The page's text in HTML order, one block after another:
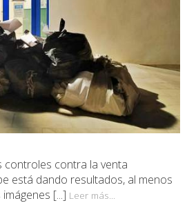
controles contra la venta
está dando resultados, al menos
[...] Leer más...